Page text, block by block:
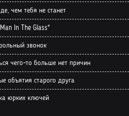
юрких ключей
объятия старого друга
чего-то больше нет причин
звонок
In The Glass"
чем тебя не станет